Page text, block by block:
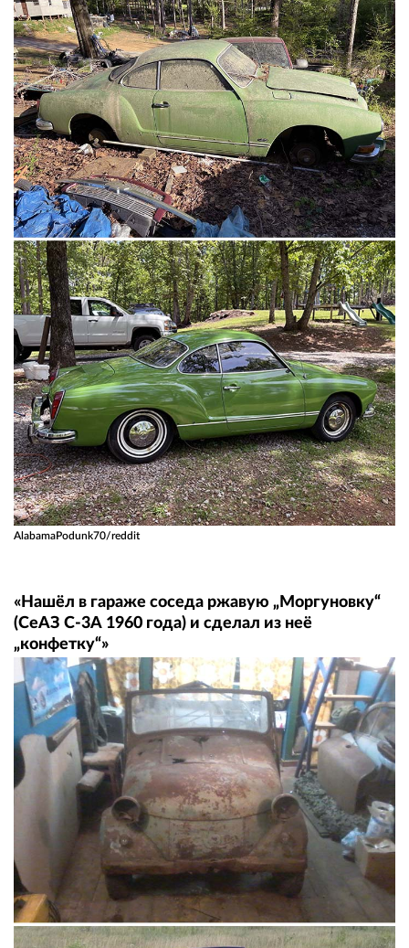
AlabamaPodunk70/reddit
«Нашёл в гараже соседа ржавую „Моргуновку“
(СеАЗ С-3А 1960 года) и сделал из неё
„конфетку“⁠⁠»